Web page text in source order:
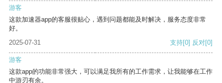
游客
这款加速器app的客服很贴心，遇到问题都能及时解决，服务态度非常
好。
2025-07-31
支持[0] 反对[0]
游客
这款app的功能非常强大，可以满足我所有的工作需求，让我能够在工作
中游刃有余。